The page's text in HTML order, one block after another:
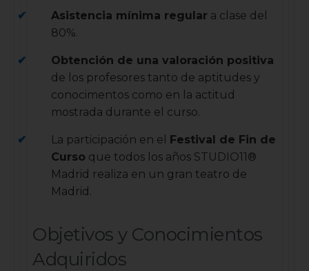
Asistencia mínima regular a clase del
80%.
Obtención de una valoración positiva
de los profesores tanto de aptitudes y
conocimentos como en la actitud
mostrada durante el curso.
La participación en el Festival de Fin de
Curso que todos los años STUDIO11®
Madrid realiza en un gran teatro de
Madrid.
Objetivos y Conocimientos
Adquiridos